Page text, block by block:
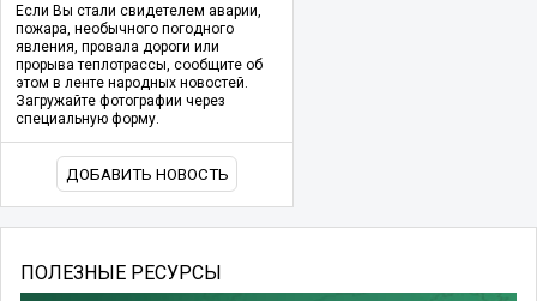
Если Вы стали свидетелем аварии,
пожара, необычного погодного
явления, провала дороги или
прорыва теплотрассы, сообщите об
этом в ленте народных новостей.
Загружайте фотографии через
специальную форму.
ДОБАВИТЬ НОВОСТЬ
ПОЛЕЗНЫЕ РЕСУРСЫ